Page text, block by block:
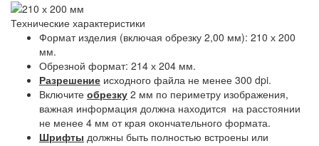
Технические характеристики
Формат изделия (включая обрезку 2,00 мм): 210 х 200
мм.
Обрезной формат: 214 х 204 мм.
Разрешение исходного файла не менее 300 dpi.
Включите обрезку 2 мм по периметру изображения,
важная информация должна находится на расстоянии
не менее 4 мм от края окончательного формата.
Шрифты должны быть полностью встроены или